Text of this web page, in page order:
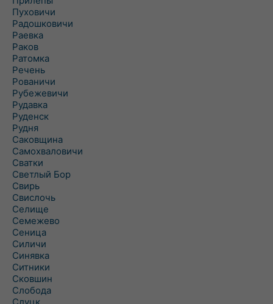
Пуховичи
Радошковичи
Раевка
Раков
Ратомка
Речень
Рованичи
Рубежевичи
Рудавка
Руденск
Рудня
Саковщина
Самохваловичи
Сватки
Светлый Бор
Свирь
Свислочь
Селище
Семежево
Сеница
Силичи
Синявка
Ситники
Сковшин
Слобода